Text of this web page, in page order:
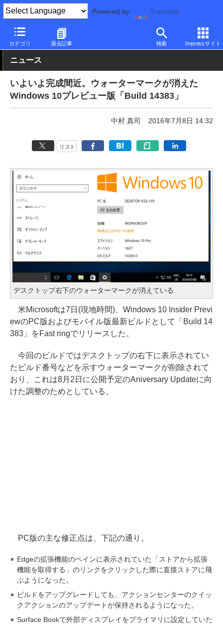
Powered by Translate
カテゴリ 過去記事 検索 Impressサイト
PC Watch ソフトウェア/アプリ アップデート
ニュース
いよいよ完成間近。ウォーターマークが消えた
Windows 10プレビュー版「Build 14383」
中村 真司 2016年7月8日 14:32
リスト
デスクトップ右下のウォーターマークが消えている
米Microsoftは7日(現地時間)、Windows 10 Insider Previ
ewのPC版およびモバイル版最新ビルドとして「Build 14
383」をFast ringでリリースした。
今回のビルドではデスクトップの右下に表示されてい
たビルド番号などを示すウォーターマークが削除されて
おり、これは8月2日に公開予定のAniversary Updateに向
けた調整のためとしている。
PC版の主な修正点は、下記の通り。
Edgeの拡張機能のペインに表示されていた「ストアから拡張
機能を取得する」のリンクをクリックした際に直接ストアに飛
ぶようになった。
ビルドをアップグレードしても、アクションセンターのクイッ
クアクションのアップデートが保持されるようになった。
Surface Bookで外部ディスプレイをプライマリに設定していた